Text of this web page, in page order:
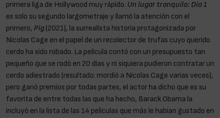
primera liga de Hollywood muy rápido. Un lugar tranquilo: Día 1
es solo su segundo largometraje y llamó la atención con el
primero, Pig (2021), la surrealista historia protagonizada por
Nicolas Cage en el papel de un recolector de trufas cuyo querido
cerdo ha sido robado. La película contó con un presupuesto tan
pequeño que se rodó en 20 días y ni siquiera pudieron contratar un
cerdo adiestrado (resultado: mordió a Nicolas Cage varias veces),
pero ganó premios por todas partes, el actor ha dicho que es su
favorita de entre todas las que ha hecho, Barack Obama la
incluyó en la lista de las 14 películas que más le habían gustado en